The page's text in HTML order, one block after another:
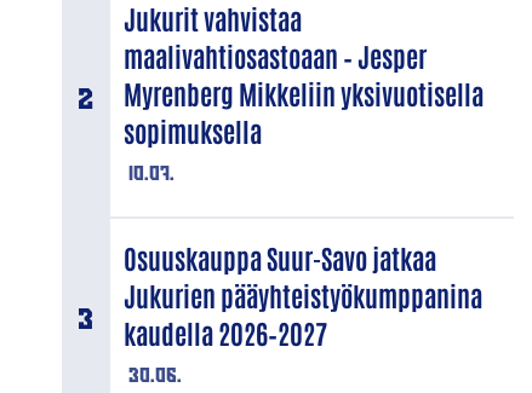
10.07.
Jukurit vahvistaa
maalivahtiosastoaan – Jesper
Myrenberg Mikkeliin yksivuotisella
sopimuksella
30.06.
Osuuskauppa Suur-Savo jatkaa
Jukurien pääyhteistyökumppanina
kaudella 2026–2027